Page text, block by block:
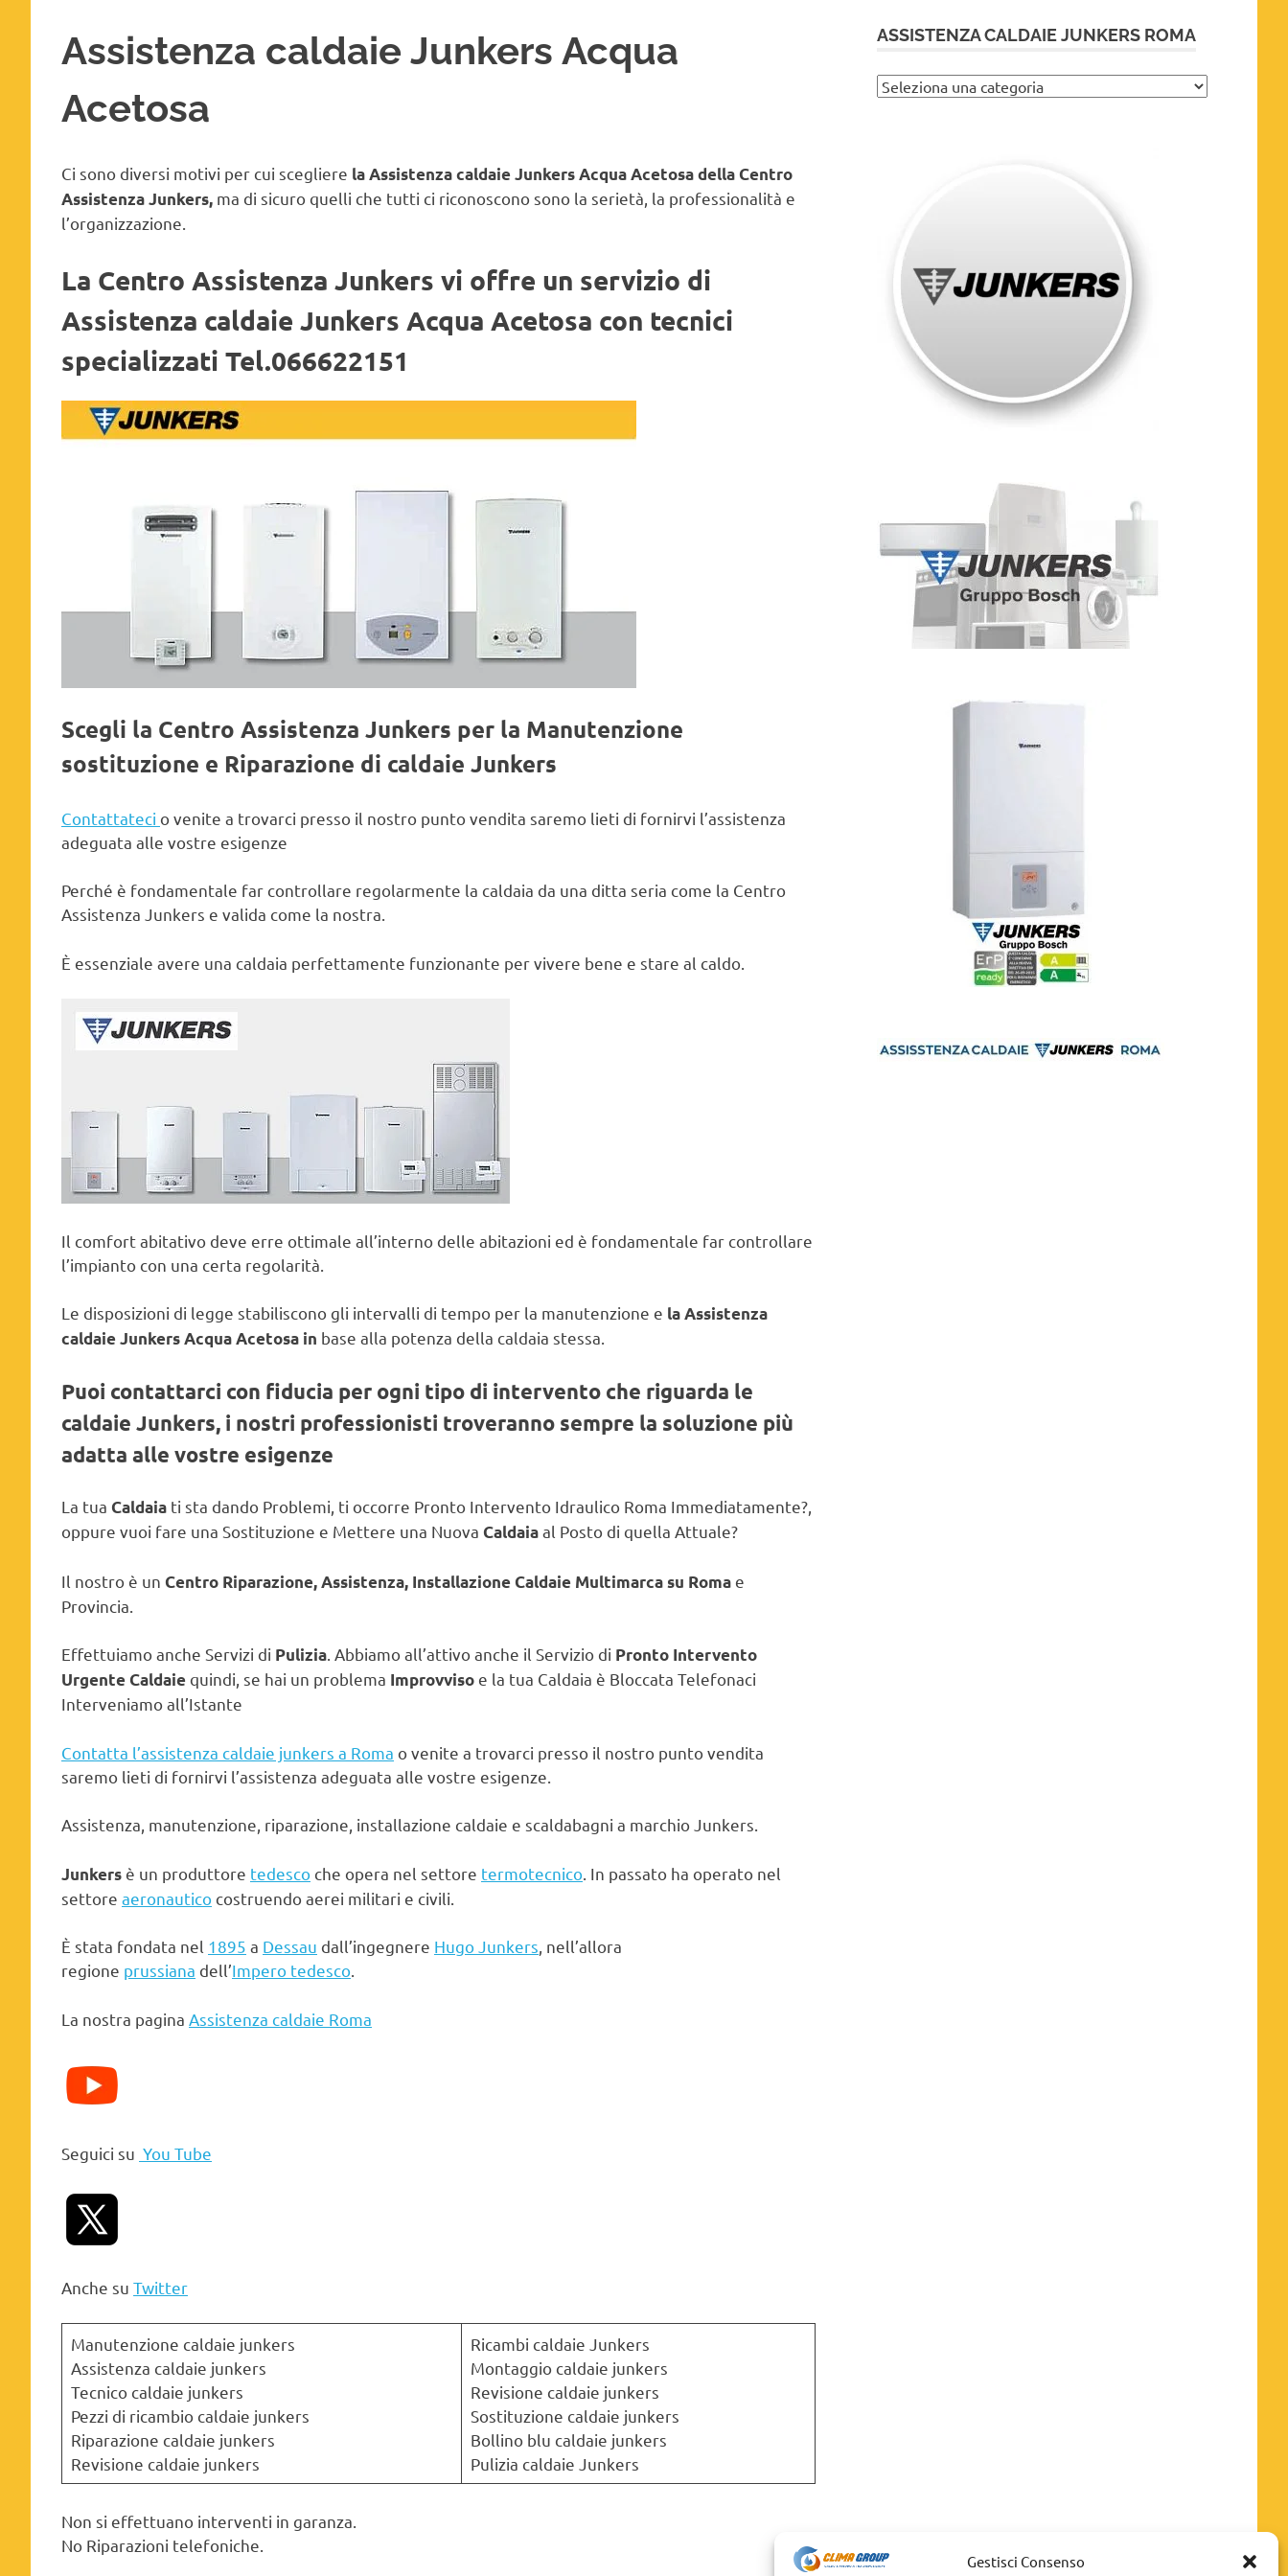
Gestisci Consenso
Assistenza caldaie Junkers Acqua
Acetosa
Ci sono diversi motivi per cui scegliere la Assistenza caldaie Junkers Acqua Acetosa della Centro
Assistenza Junkers, ma di sicuro quelli che tutti ci riconoscono sono la serietà, la professionalità e
l’organizzazione.
La Centro Assistenza Junkers vi offre un servizio di
Assistenza caldaie Junkers Acqua Acetosa con tecnici
specializzati Tel.066622151
Scegli la Centro Assistenza Junkers per la Manutenzione
sostituzione e Riparazione di caldaie Junkers
Contattateci o venite a trovarci presso il nostro punto vendita saremo lieti di fornirvi l’assistenza
adeguata alle vostre esigenze
Perché è fondamentale far controllare regolarmente la caldaia da una ditta seria come la Centro
Assistenza Junkers e valida come la nostra.
È essenziale avere una caldaia perfettamente funzionante per vivere bene e stare al caldo.
Il comfort abitativo deve erre ottimale all’interno delle abitazioni ed è fondamentale far controllare
l’impianto con una certa regolarità.
Le disposizioni di legge stabiliscono gli intervalli di tempo per la manutenzione e la Assistenza
caldaie Junkers Acqua Acetosa in base alla potenza della caldaia stessa.
Puoi contattarci con fiducia per ogni tipo di intervento che riguarda le
caldaie Junkers, i nostri professionisti troveranno sempre la soluzione più
adatta alle vostre esigenze
La tua Caldaia ti sta dando Problemi, ti occorre Pronto Intervento Idraulico Roma Immediatamente?,
oppure vuoi fare una Sostituzione e Mettere una Nuova Caldaiaal Posto di quella Attuale?
Il nostro è un Centro Riparazione, Assistenza, Installazione Caldaie Multimarca su Roma e
Provincia.
Effettuiamo anche Servizi di Pulizia. Abbiamo all’attivo anche il Servizio di Pronto Intervento
Urgente Caldaie quindi, se hai un problema Improvviso e la tua Caldaia è Bloccata Telefonaci
Interveniamo all’Istante
Contatta l’assistenza caldaie junkers a Roma o venite a trovarci presso il nostro punto vendita
saremo lieti di fornirvi l’assistenza adeguata alle vostre esigenze.
Assistenza, manutenzione, riparazione, installazione caldaie e scaldabagni a marchio Junkers.
Junkers è un produttore tedesco che opera nel settore termotecnico . In passato ha operato nel
settore aeronautico costruendo aerei militari e civili.
È stata fondata nel 1895 a Dessau dall’ingegnere Hugo Junkers, nell’allora
regione prussiana dell’Impero tedesco.
La nostra pagina Assistenza caldaie Roma
Seguici su You Tube
Anche su Twitter
Manutenzione caldaie junkers
Assistenza caldaie junkers
Tecnico caldaie junkers
Pezzi di ricambio caldaie junkers
Riparazione caldaie junkers
Revisione caldaie junkers
Ricambi caldaie Junkers
Montaggio caldaie junkers
Revisione caldaie junkers
Sostituzione caldaie junkers
Bollino blu caldaie junkers
Pulizia caldaie Junkers
Non si effettuano interventi in garanza.
No Riparazioni telefoniche.
ASSISTENZA CALDAIE JUNKERS ROMA
Assistenza